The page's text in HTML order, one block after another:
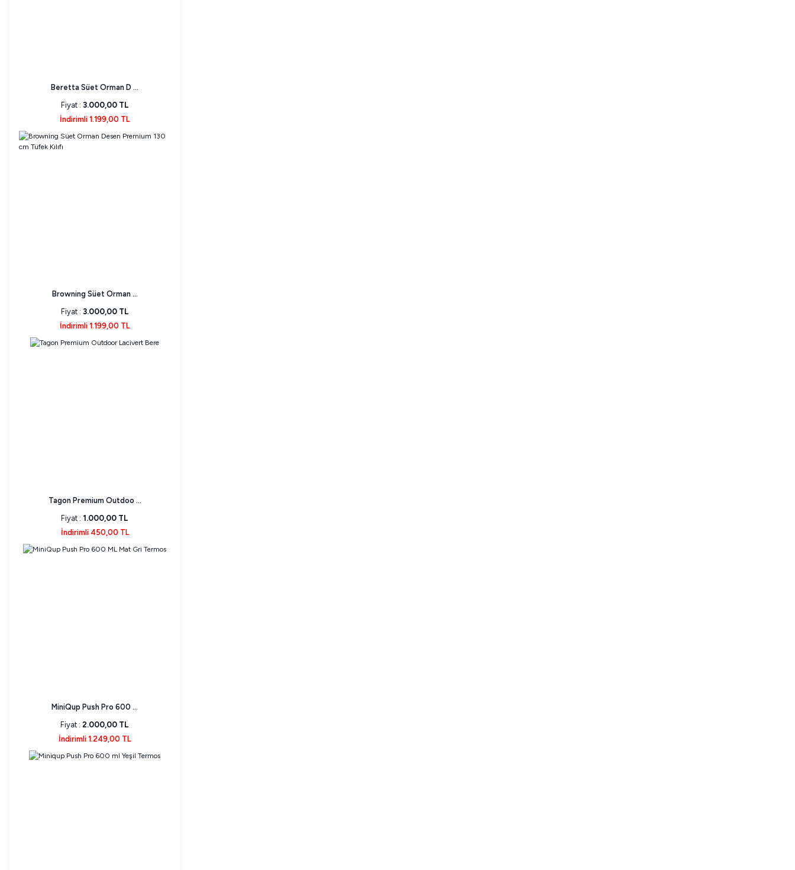
Beretta Süet Orman D ...
Fiyat : 3.000,00 TL
İndirimli 1.199,00 TL
Browning Süet Orman ...
Fiyat : 3.000,00 TL
İndirimli 1.199,00 TL
Tagon Premium Outdoo ...
Fiyat : 1.000,00 TL
İndirimli 450,00 TL
MiniQup Push Pro 600 ...
Fiyat : 2.000,00 TL
İndirimli 1.249,00 TL